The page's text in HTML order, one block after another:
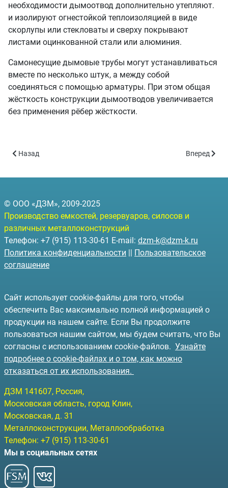
необходимости дымоотвод дополнительно утепляют.
и изолируют огнестойкой теплоизоляцией в виде
скорлупы или стекловаты и сверху покрывают
листами оцинкованной стали или алюминия.
Самонесущие дымовые трубы могут устанавливаться
вместе по несколько штук, а между собой
соединяться с помощью арматуры. При этом общая
жёсткость конструкции дымоотводов увеличивается
без применения рёбер жёсткости.
Предыдущий: Отдельно стоящие на оттяжных элементах
Назад Следующий:
Вперед
© ООО «ДЗМ», 2009-2025
Производство емкостей, резервуаров, силосов и
различных металлоконструкций
Телефон: +7 (915) 113-30-61 E-mail: dzm-k@dzm-k.ru
Политика конфиденциальности || Пользовательское
соглашение
Сайт использует cookie-файлы для того, чтобы
обеспечить Вас максимально полной информацией о
продукции на нашем сайте. Если Вы продолжите
пользоваться нашим сайтом, мы будем считать, что Вы
согласны с использованием cookie-файлов. Узнайте
подробнее о cookie-файлах и о том, как можно
отказаться от их использования.
ДЗМ 141607, Россия,
Московская область, город Клин,
Московская, д. 31
Металлоконструкции, Металлообработка
Телефон: +7 (915) 113-30-61
Мы в социальных сетях